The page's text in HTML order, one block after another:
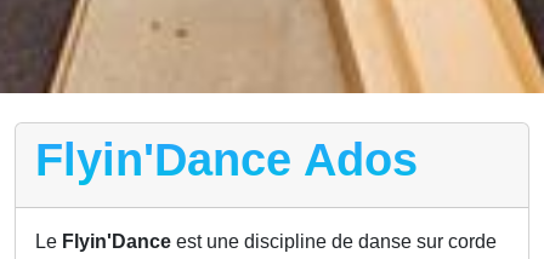
Flyin'Dance Ados
Le Flyin'Dance est une discipline de danse sur corde